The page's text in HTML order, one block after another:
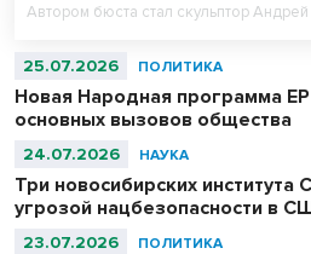
Автором бюста стал скульптор
Центральном музее Великой
25.07.2026 ПОЛИТИКА
Новая Народная программа ЕР
основных вызовов общества
24.07.2026 НАУКА
Три новосибирских
угрозой нацбезопасности в
23.07.2026 ПОЛИТИКА